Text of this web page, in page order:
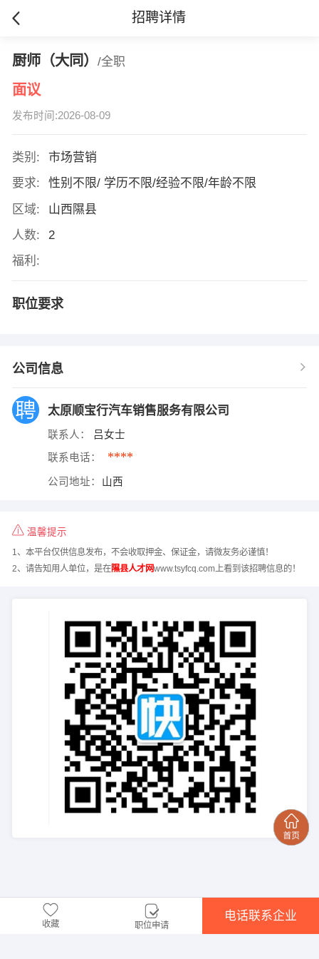
招聘详情
厨师（大同） /全职
面议
发布时间:2026-08-09
类别:
市场营销
要求:
性别不限/ 学历不限/经验不限/年龄不限
区域:
山西隰县
人数:
2
福利:
职位要求
公司信息
太原顺宝行汽车销售服务有限公司
联系人： 吕女士
联系电话： ****
公司地址： 山西
温馨提示
1、本平台仅供信息发布，不会收取押金、保证金，请微友务必谨慎！
2、请告知用人单位，是在隰县人才网www.tsyfcq.com上看到该招聘信息的！
收藏 职位申请
电话联系企业